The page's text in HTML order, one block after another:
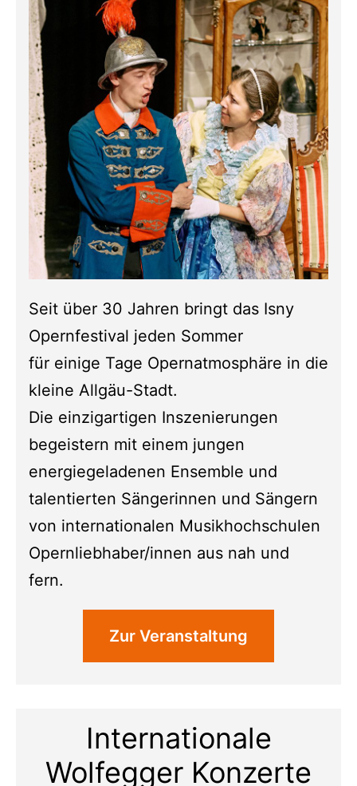
Seit über 30 Jahren bringt das Isny
Opernfestival jeden Sommer
für einige Tage Opernatmosphäre in die
kleine Allgäu-Stadt.
Die einzigartigen Inszenierungen
begeistern mit einem jungen
energiegeladenen Ensemble und
talentierten Sängerinnen und Sängern
von internationalen Musikhochschulen
Opernliebhaber/innen aus nah und
fern.
Zur Veranstaltung
Internationale
Wolfegger Konzerte